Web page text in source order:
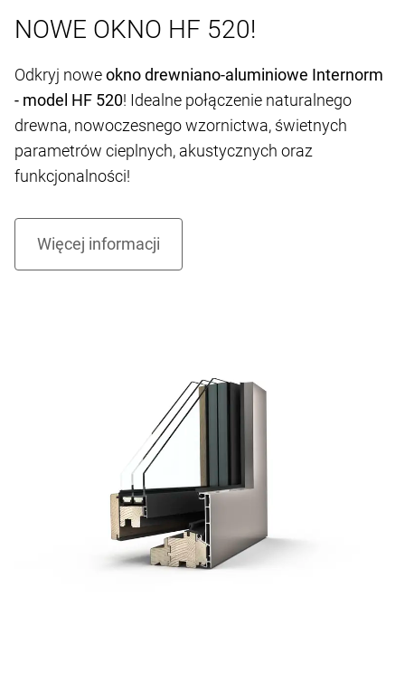
NOWE OKNO HF 520!
Odkryj noweokno drewniano-aluminiowe Internorm
- model HF 520! Idealne połączenie naturalnego
drewna, nowoczesnego wzornictwa, świetnych
parametrów cieplnych, akustycznych oraz
funkcjonalności!